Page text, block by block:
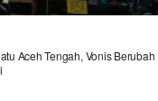
Aceh Tengah, Vonis Berubah